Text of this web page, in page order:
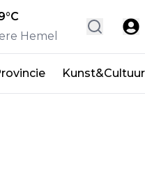
°C
Hemel
Kunst&Cultuur